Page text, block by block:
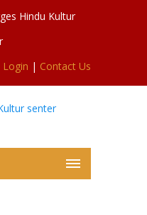
Hindu Kultur
Login | Contact Us